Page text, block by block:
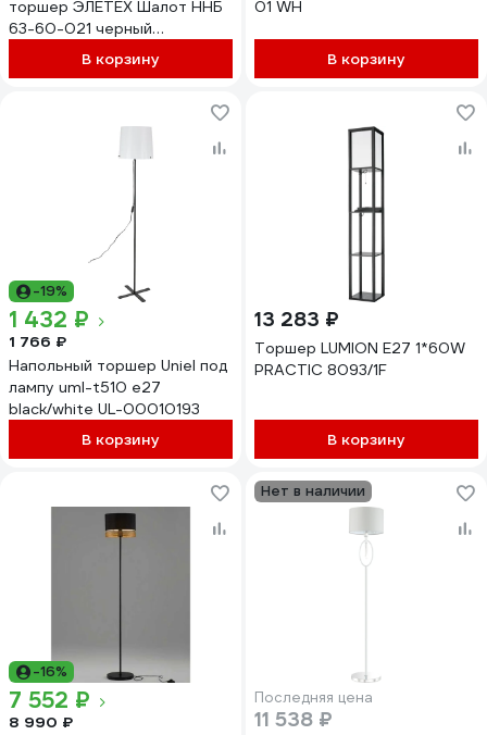
торшер ЭЛЕТЕХ Шалот ННБ
63-60-021 черный
1005405063В корзину
01 WH
В корзину
-19%
1 432 ₽
1 766 ₽
Напольный торшер Uniel под
лампу uml-t510 e27
black/white UL-00010193
В корзину
13 283 ₽
Торшер LUMION E27 1*60W
PRACTIC 8093/1F
В корзину
-16%
7 552 ₽
8 990 ₽
Нет в наличии
Последняя цена
11 538 ₽